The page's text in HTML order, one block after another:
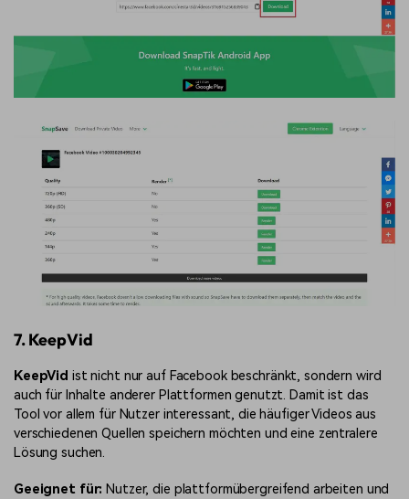
7. KeepVid
KeepVid ist nicht nur auf Facebook beschränkt, sondern wird
auch für Inhalte anderer Plattformen genutzt. Damit ist das
Tool vor allem für Nutzer interessant, die häufiger Videos aus
verschiedenen Quellen speichern möchten und eine zentralere
Lösung suchen.
Geeignet für: Nutzer, die plattformübergreifend arbeiten und